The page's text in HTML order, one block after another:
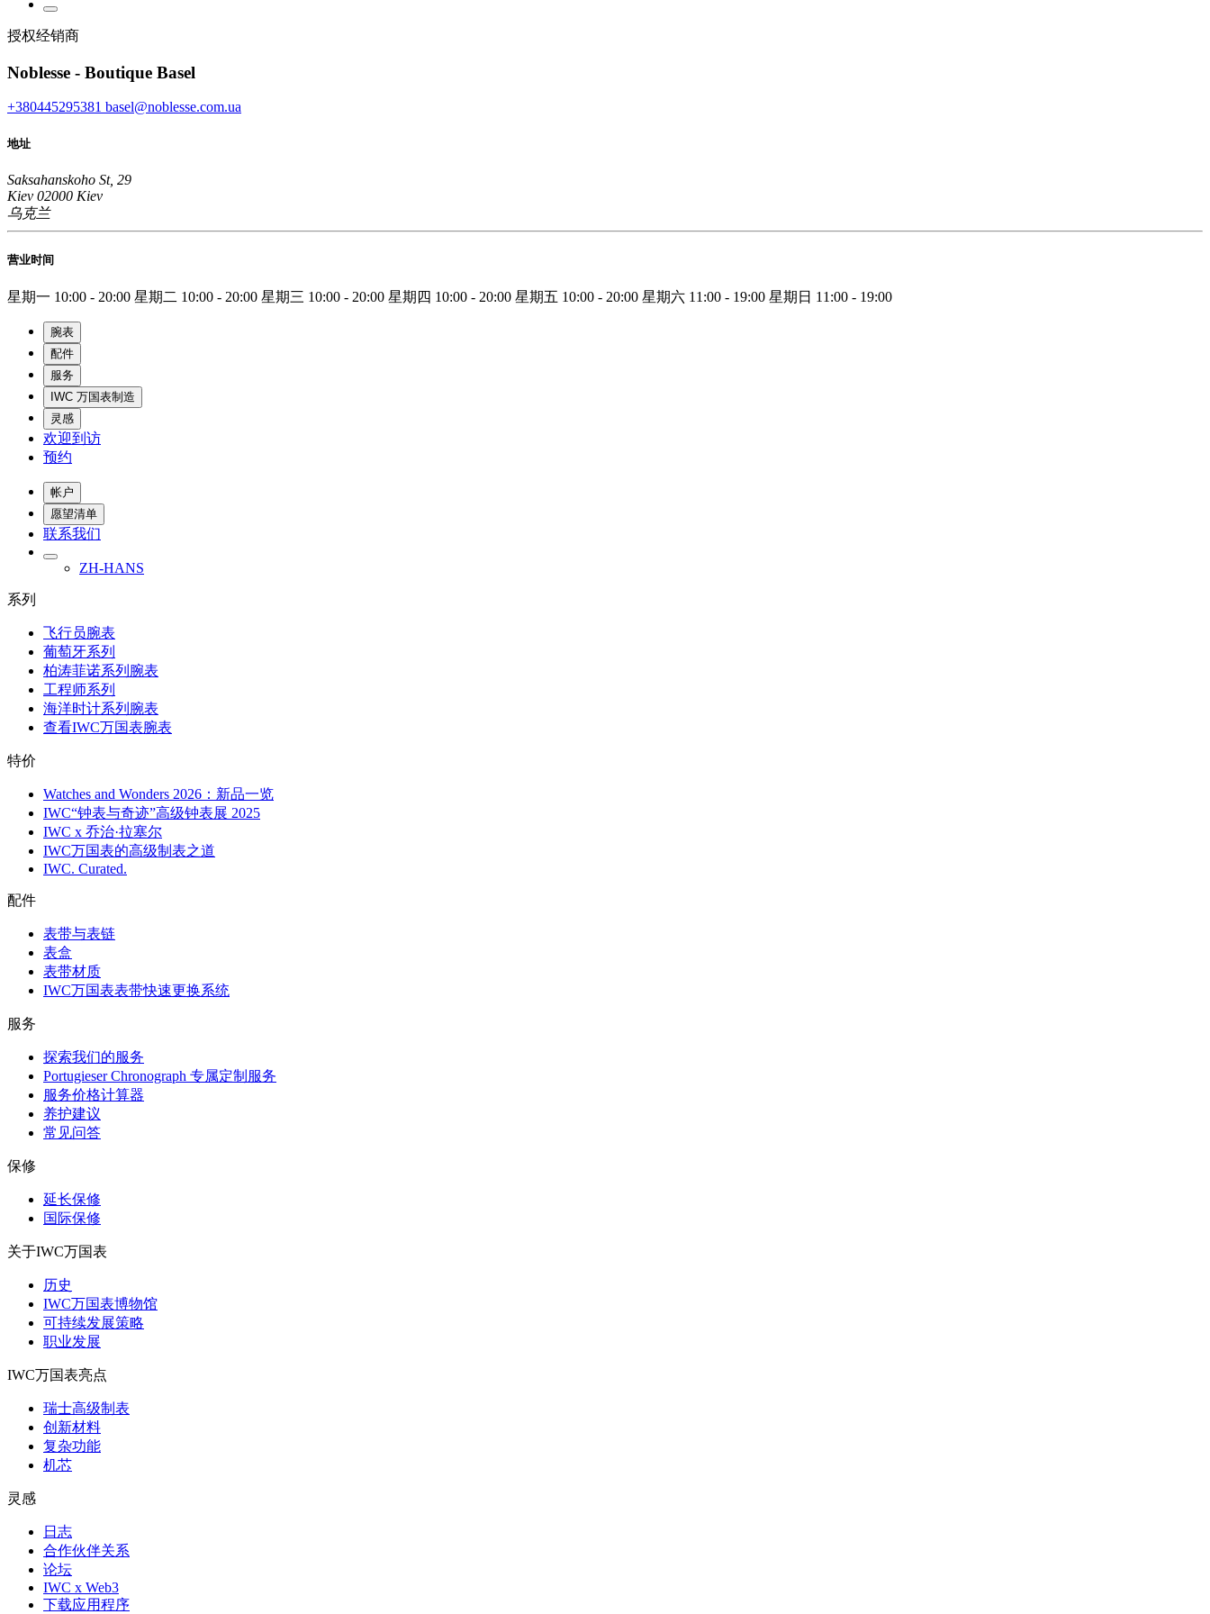
授权经销商
Noblesse - Boutique Basel
+380445295381 basel@noblesse.com.ua
地址
Saksahanskoho St, 29
Kiev 02000 Kiev
乌克兰
营业时间
星期一 10:00 - 20:00 星期二 10:00 - 20:00 星期三 10:00 - 20:00 星期四 10:00 - 20:00 星期五 10:00 - 20:00 星期六 11:00 - 19:00 星期日 11:00 - 19:00
腕表
配件
服务
IWC 万国表制造
灵感
欢迎到访
预约
帐户
愿望清单
联系我们
ZH-HANS
系列
飞行员腕表
葡萄牙系列
柏涛菲诺系列腕表
工程师系列
海洋时计系列腕表
查看IWC万国表腕表
特价
Watches and Wonders 2026：新品一览
IWC“钟表与奇迹”高级钟表展 2025
IWC x 乔治·拉塞尔
IWC万国表的高级制表之道
IWC. Curated.
配件
表带与表链
表盒
表带材质
IWC万国表表带快速更换系统
服务
探索我们的服务
Portugieser Chronograph 专属定制服务
服务价格计算器
养护建议
常见问答
保修
延长保修
国际保修
关于IWC万国表
历史
IWC万国表博物馆
可持续发展策略
职业发展
IWC万国表亮点
瑞士高级制表
创新材料
复杂功能
机芯
灵感
日志
合作伙伴关系
论坛
IWC x Web3
下载应用程序